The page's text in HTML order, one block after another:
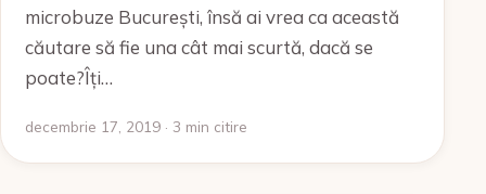
microbuze București, însă ai vrea ca această
căutare să fie una cât mai scurtă, dacă se
poate?Îți…
decembrie 17, 2019 · 3 min citire